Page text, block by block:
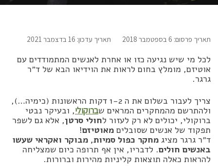
תאריך פרסום: 6 בספטמבר 2018 תאריך עדכון: 16 בדצמבר 2021
לכל מי שיש נגיעה כזו או אחרת לאנשים המתמודדים עם
אוטיזם, מומלץ בחום לראות את הוידיאו הבא של ד״ר
גרגר.
צריך לעבור בשלום את ה 1-2 דקות הראשונות (כימיה…),
ולהתרשם מהמחקרים המראים שברוקולי, ובעיקר נבטי
ברוקולי, יכולים לא רק לעזור לחולי סרטן, אלא גם לשפר
תפקוד של אנשים שסובלים מאוטיזם!
ד״ר גרגר מציג מחקר כפול סמיות, מבוקר ואקראי שעשו
באנשים חולים. לדבריו, אין אף תרופה כיום שמצליחה
להראות כאלה תוצאות קליניות מהירות וברורות.